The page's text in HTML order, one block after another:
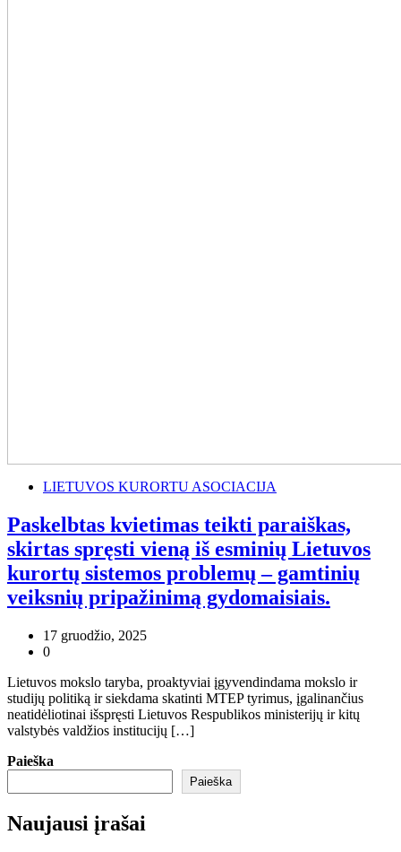
LIETUVOS KURORTU ASOCIACIJA
Paskelbtas kvietimas teikti paraiškas,
skirtas spręsti vieną iš esminių Lietuvos
kurortų sistemos problemų – gamtinių
veiksnių pripažinimą gydomaisiais.
17 gruodžio, 2025
0
Lietuvos mokslo taryba, proaktyviai įgyvendindama mokslo ir
studijų politiką ir siekdama skatinti MTEP tyrimus, įgalinančius
neatidėliotinai išspręsti Lietuvos Respublikos ministerijų ir kitų
valstybės valdžios institucijų […]
Paieška
Paieška
Naujausi įrašai